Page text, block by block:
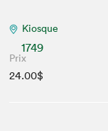
Kiosque
1749
Prix
24.00$